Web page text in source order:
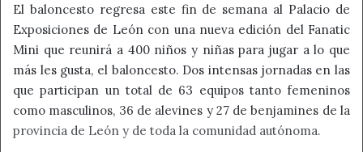
El baloncesto regresa este fin de semana al Palacio de
Exposiciones de León con una nueva edición del Fanatic
Mini que reunirá a 400 niños y niñas para jugar a lo que
más les gusta, el baloncesto. Dos intensas jornadas en las
que participan un total de 63 equipos tanto femeninos
como masculinos, 36 de alevines y 27 de benjamines de la
provincia de León y de toda la comunidad autónoma.